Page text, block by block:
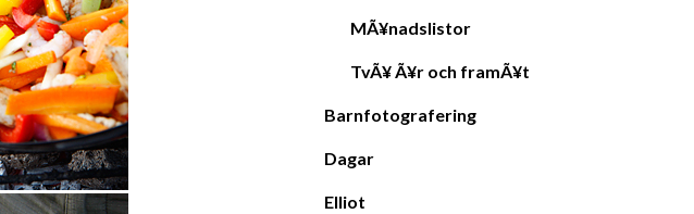
MÃ¥nadslistor
TvÃ¥ Ã¥r och framÃ¥t
Barnfotografering
Dagar
Elliot